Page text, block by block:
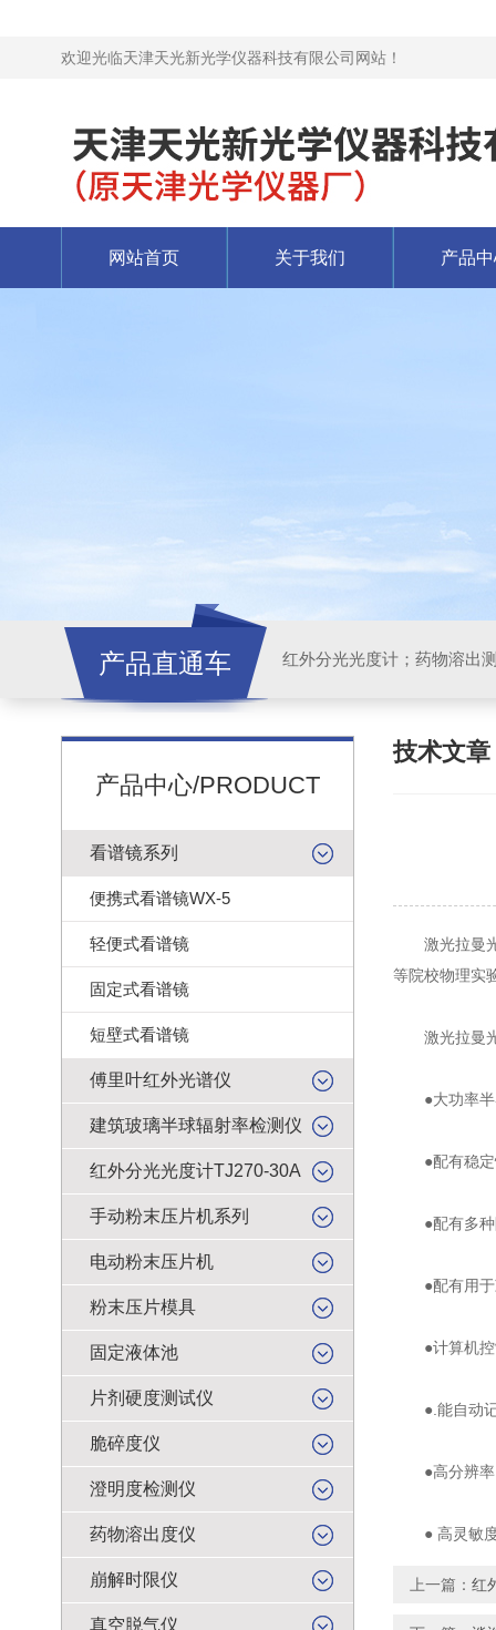
欢迎光临天津天光新光学仪器科技有限公司网站！
网站首页 关于我们 产品
产品直通车 红外分光光度计；药物溶出
产品中心/PRODUCT
看谱镜系列
便携式看谱镜WX-5
轻便式看谱镜
固定式看谱镜
短壁式看谱镜
傅里叶红外光谱仪
建筑玻璃半球辐射率检测仪
红外分光光度计TJ270-30A
手动粉末压片机系列
电动粉末压片机
粉末压片模具
固定液体池
片剂硬度测试仪
脆碎度仪
澄明度检测仪
药物溶出度仪
崩解时限仪
真空脱气仪
技术文章
激光拉曼光
等院校物理实
激光拉曼光
●大功率半
●配有稳定
●配有多种
●配有用于
●计算机控
●.能自动记
●高分辨率,
● 高灵敏度
上一篇： 红